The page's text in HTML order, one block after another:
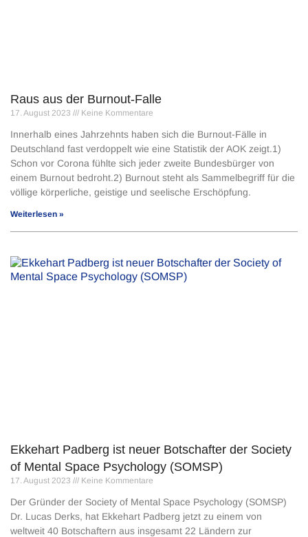
Raus aus der Burnout-Falle
17. August 2023 Keine Kommentare
Innerhalb eines Jahrzehnts haben sich die Burnout-Fälle in
Deutschland fast verdoppelt wie eine Statistik der AOK zeigt.1)
Schon vor Corona fühlte sich jeder zweite Bundesbürger von
einem Burnout bedroht.2) Burnout steht als Sammelbegriff für die
völlige körperliche, geistige und seelische Erschöpfung.
Weiterlesen »
Ekkehart Padberg ist neuer Botschafter der Society
of Mental Space Psychology (SOMSP)
17. August 2023 Keine Kommentare
Der Gründer der Society of Mental Space Psychology (SOMSP)
Dr. Lucas Derks, hat Ekkehart Padberg jetzt zu einem von
weltweit 40 Botschaftern aus insgesamt 22 Ländern zur